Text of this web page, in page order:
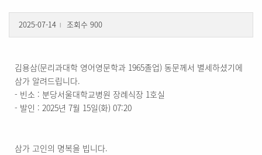
2025-07-14 l 조회수 900
김용삼(문리과대학 영어영문학과 1965졸업) 동문께서 별세하셨기에
삼가 알려드립니다.
- 빈소 : 분당서울대학교병원 장례식장 1호실
- 발인 : 2025년 7월 15일(화) 07:20
삼가 고인의 명복을 빕니다.